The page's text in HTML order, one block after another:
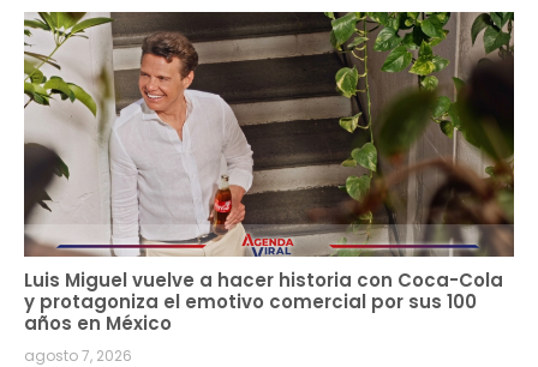
Luis Miguel vuelve a hacer historia con Coca-Cola
y protagoniza el emotivo comercial por sus 100
años en México
agosto 7, 2026